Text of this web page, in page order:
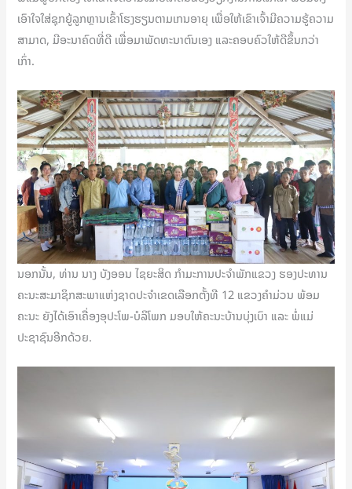
ເອົາໃຈໃສ່ຊຸກຍູ້ລູກຫຼານເຂົ້າໂຮງຮຽນຕາມເກນອາຍຸ ເພື່ອໃຫ້ເຂົາເຈົ້າມີຄວາມຮູ້ຄວາມ
ສາມາດ, ມີອະນາຄົດທີ່ດີ ເພື່ອມາພັດທະນາຕົນເອງ ແລະຄອບຄົວໃຫ້ດີຂຶ້ນກວ່າ
ເກົ່າ.
ນອກນັ້ນ, ທ່ານ ນາງ ບັງອອນ ໄຊຍະສິດ ກຳມະການປະຈຳພັກແຂວງ ຮອງປະທານ
ຄະນະສະມາຊິກສະພາແຫ່ງຊາດປະຈໍາເຂດເລືອກຕັ້ງທີ 12 ແຂວງຄໍາມ່ວນ ພ້ອມ
ຄະນະ ຍັງໄດ້ເອົາເຄື່ອງອຸປະໂພ-ບໍລິໂພກ ມອບໃຫ້ຄະນະບ້ານບຸ່ງເບົາ ແລະ ພໍ່ແມ່
ປະຊາຊົນອີກດ້ວຍ.